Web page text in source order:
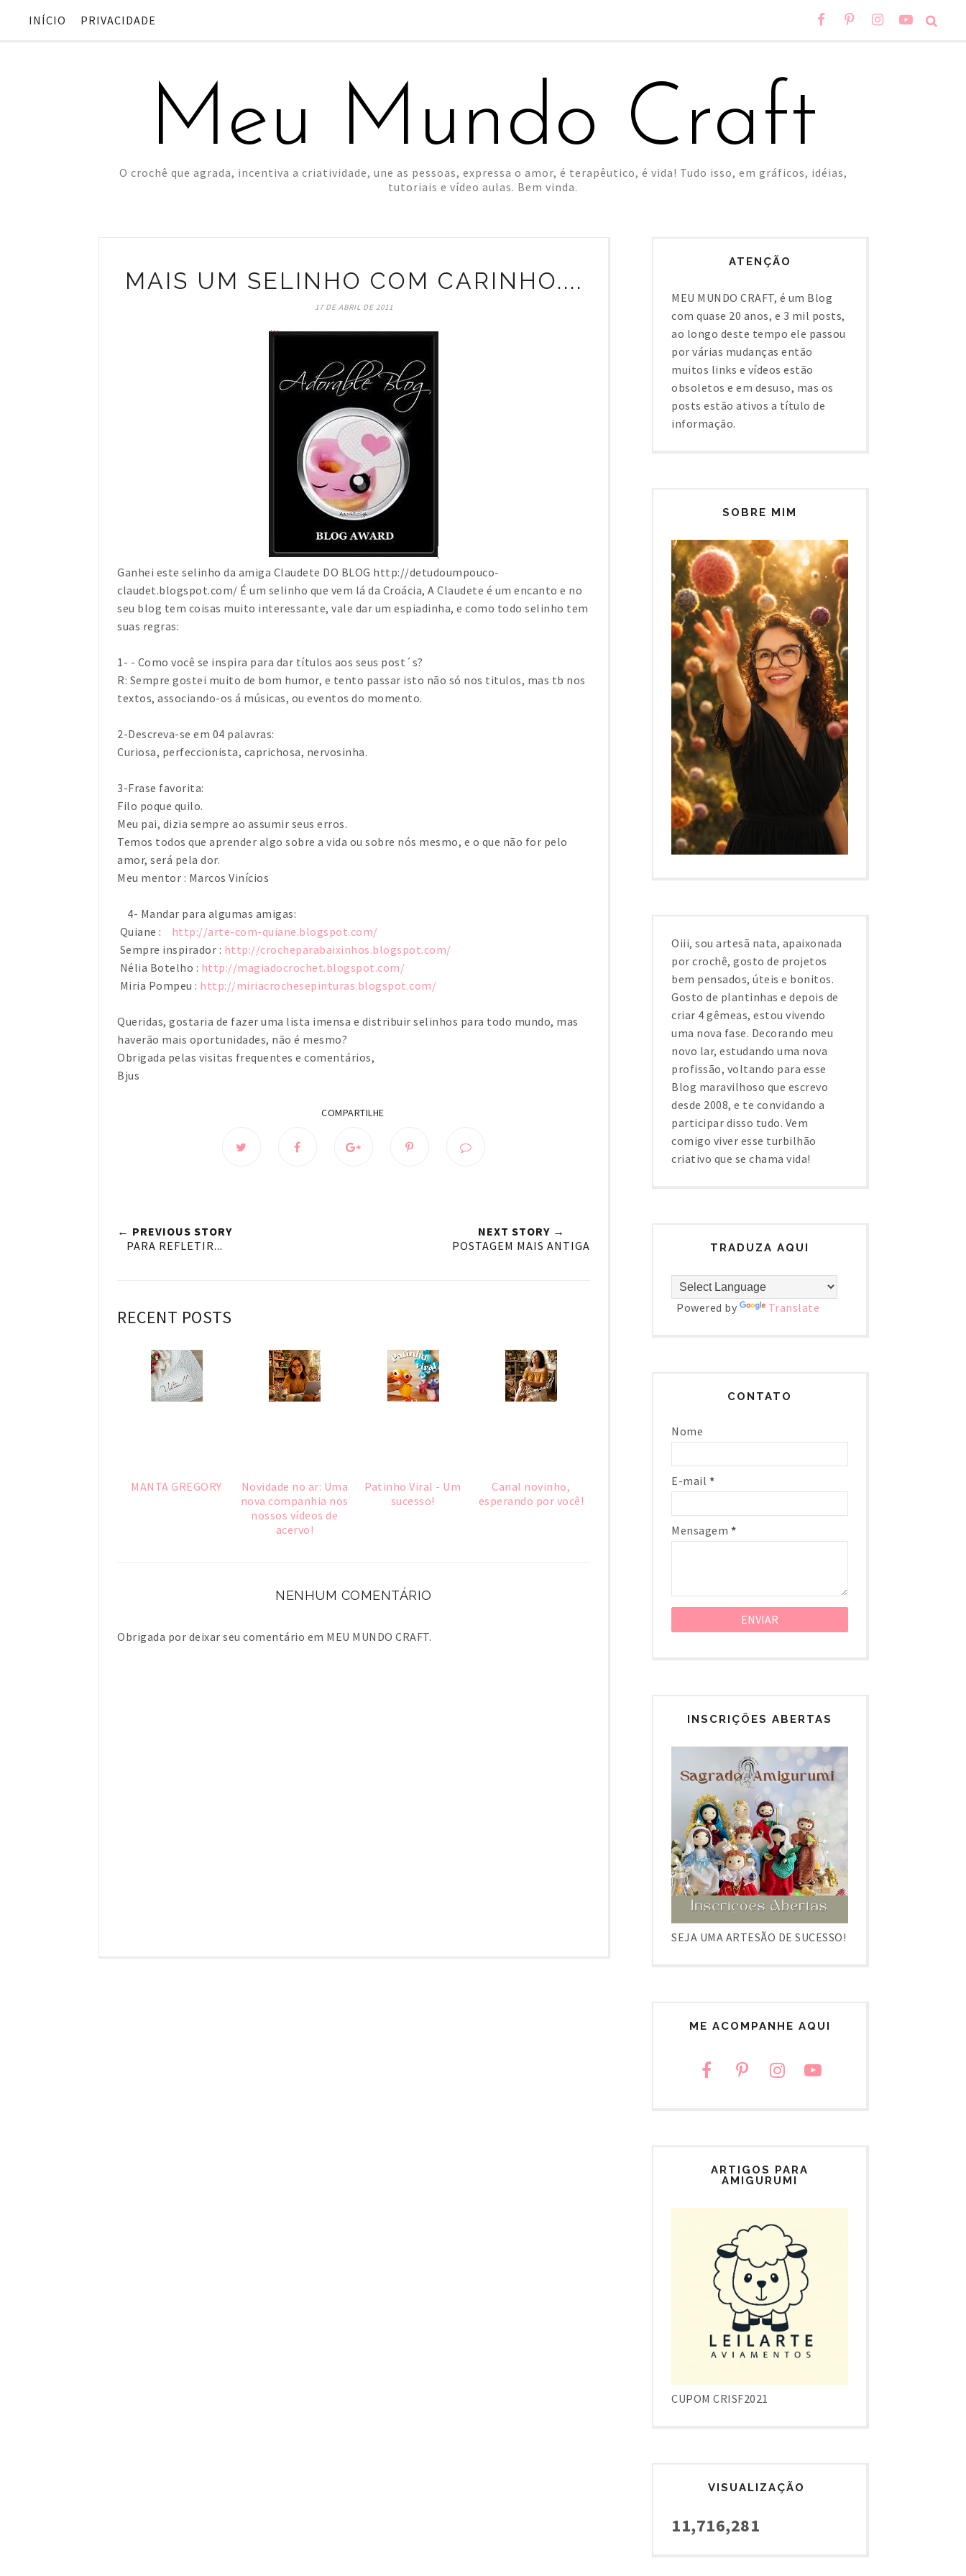
INÍCIO PRIVACIDADE
Meu Mundo Craft
O crochê que agrada, incentiva a criatividade, une as pessoas, expressa o amor, é terapêutico, é vida! Tudo isso, em gráficos, idéias,
tutoriais e vídeo aulas. Bem vinda.
MAIS UM SELINHO COM CARINHO....
17 DE ABRIL DE 2011
Ganhei este selinho da amiga Claudete DO BLOG http://detudoumpouco-
claudet.blogspot.com/ É um selinho que vem lá da Croácia, A Claudete é um encanto e no
seu blog tem coisas muito interessante, vale dar um espiadinha, e como todo selinho tem
suas regras:
1- - Como você se inspira para dar títulos aos seus post´s?
R: Sempre gostei muito de bom humor, e tento passar isto não só nos titulos, mas tb nos
textos, associando-os á músicas, ou eventos do momento.
2-Descreva-se em 04 palavras:
Curiosa, perfeccionista, caprichosa, nervosinha.
3-Frase favorita:
Filo poque quilo.
Meu pai, dizia sempre ao assumir seus erros.
Temos todos que aprender algo sobre a vida ou sobre nós mesmo, e o que não for pelo
amor, será pela dor.
Meu mentor : Marcos Vinícios
4- Mandar para algumas amigas:
Quiane : http://arte-com-quiane.blogspot.com/
Sempre inspirador : http://crocheparabaixinhos.blogspot.com/
Nélia Botelho : http://magiadocrochet.blogspot.com/
Miria Pompeu : http://miriacrochesepinturas.blogspot.com/
Queridas, gostaria de fazer uma lista imensa e distribuir selinhos para todo mundo, mas
haverão mais oportunidades, não é mesmo?
Obrigada pelas visitas frequentes e comentários,
Bjus
← PREVIOUS STORY
PARA REFLETIR...
NEXT STORY →
POSTAGEM MAIS ANTIGA
RECENT POSTS
MANTA GREGORY
Novidade no ar: Uma
nova companhia nos
nossos vídeos de
acervo!
Patinho Viral - Um
sucesso!
Canal novinho,
esperando por você!
NENHUM COMENTÁRIO
Obrigada por deixar seu comentário em MEU MUNDO CRAFT.
ATENÇÃO
MEU MUNDO CRAFT, é um Blog
com quase 20 anos, e 3 mil posts,
ao longo deste tempo ele passou
por várias mudanças então
muitos links e vídeos estão
obsoletos e em desuso, mas os
posts estão ativos a título de
informação.
SOBRE MIM
Oiii, sou artesã nata, apaixonada
por crochê, gosto de projetos
bem pensados, úteis e bonitos.
Gosto de plantinhas e depois de
criar 4 gêmeas, estou vivendo
uma nova fase. Decorando meu
novo lar, estudando uma nova
profissão, voltando para esse
Blog maravilhoso que escrevo
desde 2008, e te convidando a
participar disso tudo. Vem
comigo viver esse turbilhão
criativo que se chama vida!
TRADUZA AQUI
Powered by Translate
CONTATO
Nome
E-mail *
Mensagem *
INSCRIÇÕES ABERTAS
SEJA UMA ARTESÃO DE SUCESSO!
ME ACOMPANHE AQUI
ARTIGOS PARA
AMIGURUMI
CUPOM CRISF2021
VISUALIZAÇÃO
11,716,281